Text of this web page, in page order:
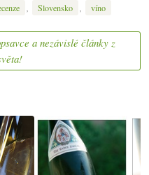
, Slovensko , víno
a nezávislé články z